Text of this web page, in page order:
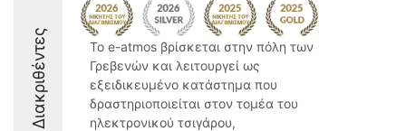
Διακριθέντες
Το e-atmos βρίσκεται στην πόλη των
Γρεβενών και λειτουργεί ως
εξειδικευμένο κατάστημα που
δραστηριοποιείται στον τομέα του
ηλεκτρονικού τσιγάρου,